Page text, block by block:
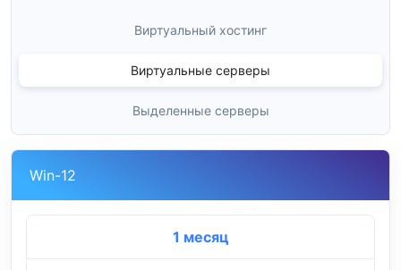
Виртуальный хостинг
Виртуальные серверы
Выделенные серверы
Win-12
1 месяц